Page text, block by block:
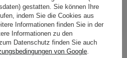
IN DEN WARENKORB
wurden von
geprüft
gestatten. Sie können Ihre
indem Sie die Cookies aus
Informationen finden Sie in der
Informationen zu den
Datenschutz finden Sie auch
von Google